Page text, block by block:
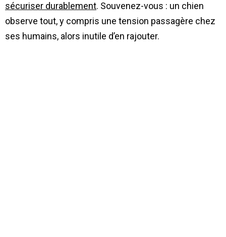
sécuriser durablement. Souvenez-vous : un chien
observe tout, y compris une tension passagère chez
ses humains, alors inutile d’en rajouter.